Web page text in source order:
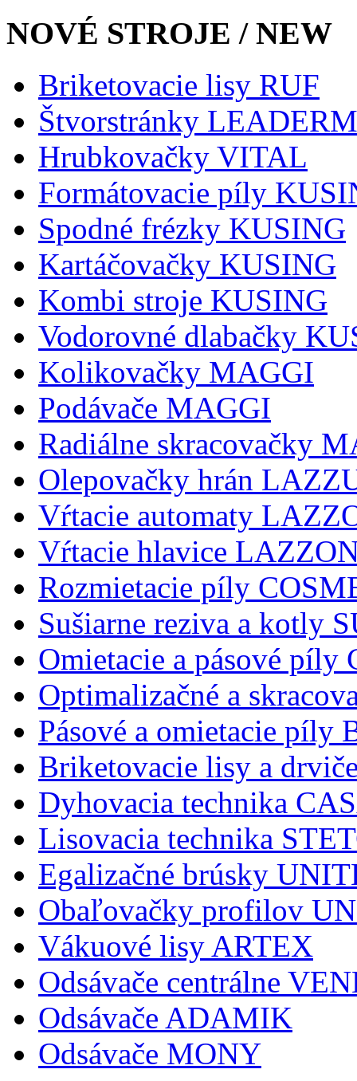
NOVÉ STROJE / NEW
Briketovacie lisy RUF
Štvorstránky
Hrubkovačky VITAL
Formátovacie píly
Spodné frézky KUSING
Kartáčovačky KUSING
Kombi stroje KUSING
Vodorovné dlabačky
Kolikovačky MAGGI
Podávače MAGGI
Radiálne skracovačky
Olepovačky hrán
Vŕtacie automaty
Vŕtacie hlavice
Rozmietacie píly
Sušiarne reziva a kotly
Omietacie a pásové píly
Optimalizačné a
Pásové a omietacie píly
Briketovacie lisy a
Dyhovacia technika
Lisovacia technika
Egalizačné brúsky
Obaľovačky profilov
Vákuové lisy ARTEX
Odsávače centrálne
Odsávače ADAMIK
Odsávače MONY